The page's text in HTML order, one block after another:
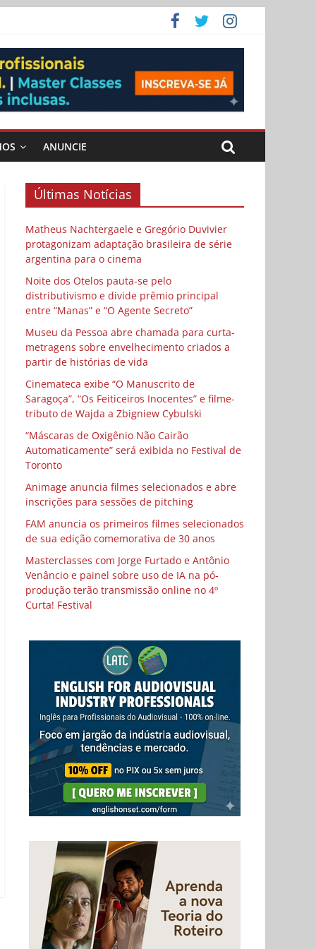
vida
Cybulski
ANUNCIE
Últimas Notícias
Matheus Nachtergaele e Gregório Duvivier
protagonizam adaptação brasileira de série
argentina para o cinema
Noite dos Otelos pauta-se pelo
distributivismo e divide prêmio principal
entre “Manas” e “O Agente Secreto”
Museu da Pessoa abre chamada para curta-
metragens sobre envelhecimento criados a
partir de histórias de vida
Cinemateca exibe “O Manuscrito de
Saragoça”, “Os Feiticeiros Inocentes” e filme-
tributo de Wajda a Zbigniew Cybulski
“Máscaras de Oxigênio Não Cairão
Automaticamente” será exibida no Festival de
Toronto
Animage anuncia filmes selecionados e abre
inscrições para sessões de pitching
FAM anuncia os primeiros filmes selecionados
de sua edição comemorativa de 30 anos
Masterclasses com Jorge Furtado e Antônio
Venâncio e painel sobre uso de IA na pó-
produção terão transmissão online no 4º
Curta! Festival